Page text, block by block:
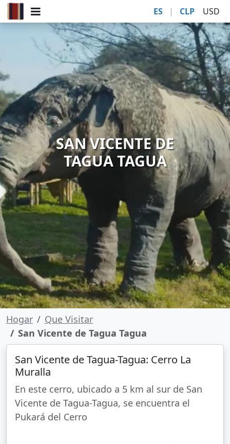
ES | CLP USD
SAN VICENTE DE
TAGUA TAGUA
Hogar
Que Visitar
San Vicente de Tagua Tagua
San Vicente de Tagua-Tagua: Cerro La
Muralla
En este cerro, ubicado a 5 km al sur de San
Vicente de Tagua-Tagua, se encuentra el
Pukará del Cerro